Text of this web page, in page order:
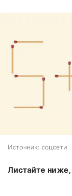
Источник: соцсети
Листайте